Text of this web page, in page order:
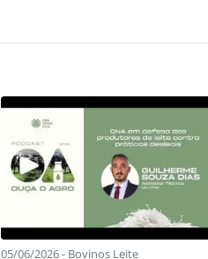
05/06/2026 - Bovinos Leite